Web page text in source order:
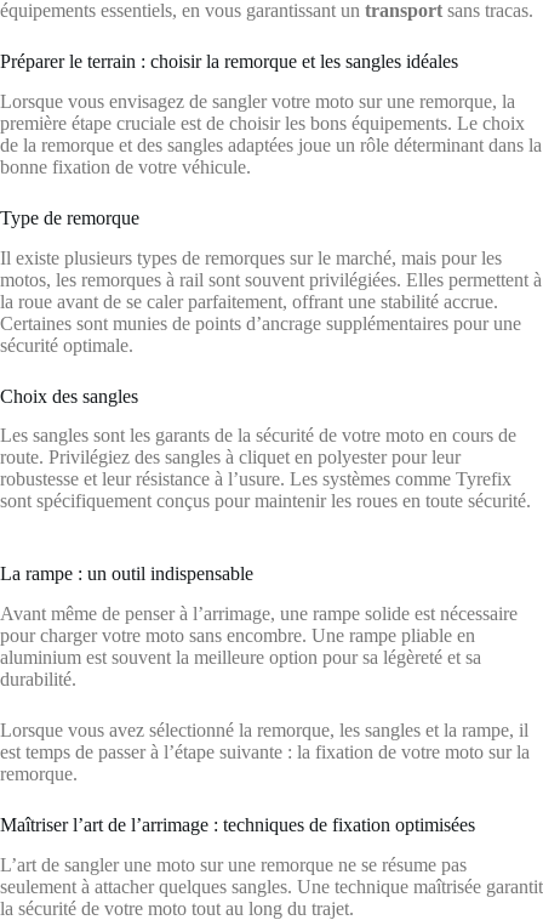
équipements essentiels, en vous garantissant un transport sans tracas.
Préparer le terrain : choisir la remorque et les sangles idéales
Lorsque vous envisagez de sangler votre moto sur une remorque, la
première étape cruciale est de choisir les bons équipements. Le choix
de la remorque et des sangles adaptées joue un rôle déterminant dans la
bonne fixation de votre véhicule.
Type de remorque
Il existe plusieurs types de remorques sur le marché, mais pour les
motos, les remorques à rail sont souvent privilégiées. Elles permettent à
la roue avant de se caler parfaitement, offrant une stabilité accrue.
Certaines sont munies de points d’ancrage supplémentaires pour une
sécurité optimale.
Choix des sangles
Les sangles sont les garants de la sécurité de votre moto en cours de
route. Privilégiez des sangles à cliquet en polyester pour leur
robustesse et leur résistance à l’usure. Les systèmes comme Tyrefix
sont spécifiquement conçus pour maintenir les roues en toute sécurité.
La rampe : un outil indispensable
Avant même de penser à l’arrimage, une rampe solide est nécessaire
pour charger votre moto sans encombre. Une rampe pliable en
aluminium est souvent la meilleure option pour sa légèreté et sa
durabilité.
Lorsque vous avez sélectionné la remorque, les sangles et la rampe, il
est temps de passer à l’étape suivante : la fixation de votre moto sur la
remorque.
Maîtriser l’art de l’arrimage : techniques de fixation optimisées
L’art de sangler une moto sur une remorque ne se résume pas
seulement à attacher quelques sangles. Une technique maîtrisée garantit
la sécurité de votre moto tout au long du trajet.